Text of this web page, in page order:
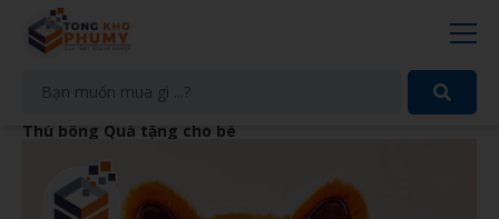
Thú bông Quà tặng cho bé